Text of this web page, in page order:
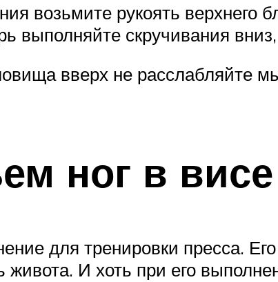
возьмите рукоять верхнего
выполняйте скручивания
вверх не расслабляйте
ног в висе
для тренировки пресса.
И хоть при его